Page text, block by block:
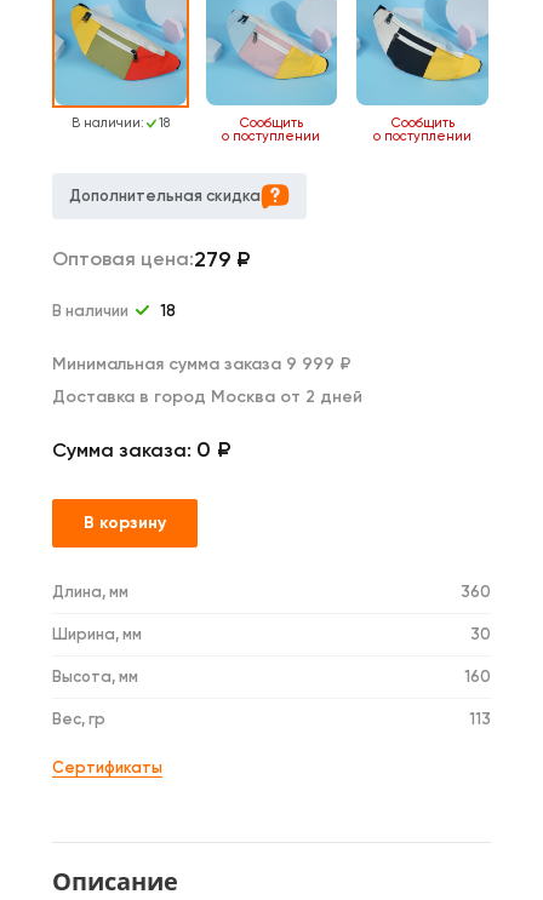
В наличии: 18
Сообщить
о поступлении
Сообщить
о поступлении
Дополнительная скидка
Оптовая цена:279 ₽
В наличии 18
Минимальная сумма заказа 9 999 ₽
Доставка в город Москва от 2 дней
Сумма заказа: 0 ₽
В корзину
Длина, мм 360
Ширина, мм 30
Высота, мм 160
Вес, гр 113
Сертификаты
Описание